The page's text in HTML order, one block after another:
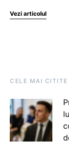
Vezi articolul
CELE MAI CITITE